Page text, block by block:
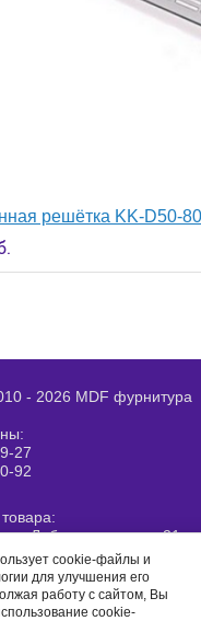
решётка KK-D50-
- 2026 MDF фурнитура
27
92
Лобненская ул., д 21,
товара
наличие заранее
cookie-файлы и
для улучшения его
работу с сайтом, Вы
cookie-